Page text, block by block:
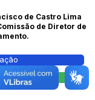
de Castro Lima
de Diretor de